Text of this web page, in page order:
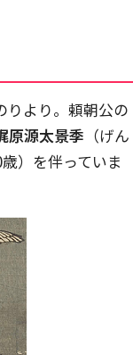
りより。頼朝公の
原源太景季 （げん
）を伴っていま